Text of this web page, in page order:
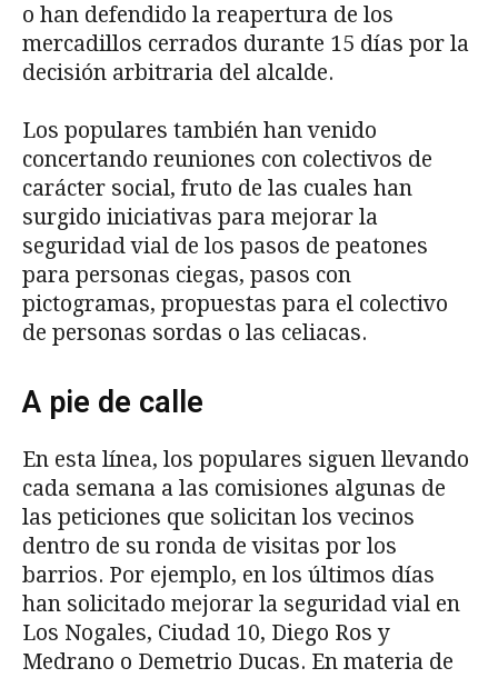
o han defendido la reapertura de los
mercadillos cerrados durante 15 días por la
decisión arbitraria del alcalde.
Los populares también han venido
concertando reuniones con colectivos de
carácter social, fruto de las cuales han
surgido iniciativas para mejorar la
seguridad vial de los pasos de peatones
para personas ciegas, pasos con
pictogramas, propuestas para el colectivo
de personas sordas o las celiacas.
A pie de calle
En esta línea, los populares siguen llevando
cada semana a las comisiones algunas de
las peticiones que solicitan los vecinos
dentro de su ronda de visitas por los
barrios. Por ejemplo, en los últimos días
han solicitado mejorar la seguridad vial en
Los Nogales, Ciudad 10, Diego Ros y
Medrano o Demetrio Ducas. En materia de